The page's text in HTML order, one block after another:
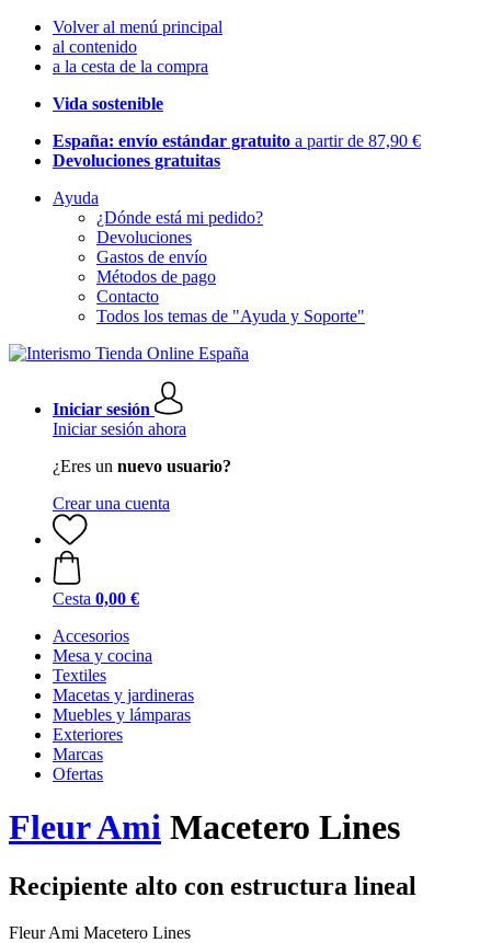
Volver al menú principal
al contenido
a la cesta de la compra
Vida sostenible
España: envío estándar gratuito a partir de 87,90 €
Devoluciones gratuitas
Ayuda
¿Dónde está mi pedido?
Devoluciones
Gastos de envío
Métodos de pago
Contacto
Todos los temas de "Ayuda y Soporte"
Iniciar sesión
Iniciar sesión ahora
¿Eres un nuevo usuario?
Crear una cuenta
Cesta 0,00 €
Accesorios
Mesa y cocina
Textiles
Macetas y jardineras
Muebles y lámparas
Exteriores
Marcas
Ofertas
Fleur Ami Macetero Lines
Recipiente alto con estructura lineal
Fleur Ami Macetero Lines